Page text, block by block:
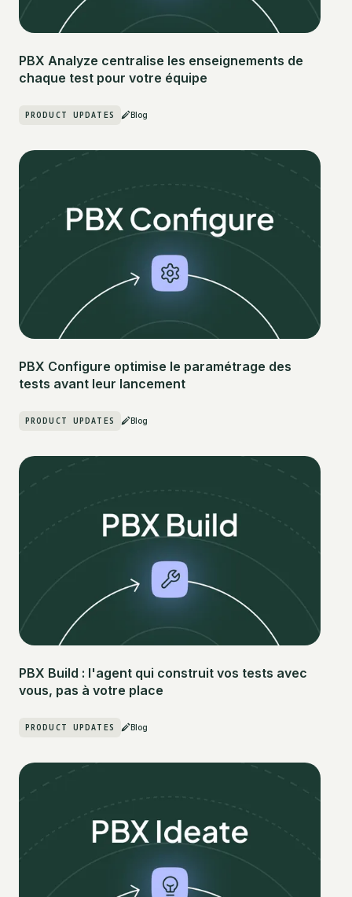
PBX Analyze centralise les enseignements de
chaque test pour votre équipe
PRODUCT UPDATES Blog
PBX Configure optimise le paramétrage des
tests avant leur lancement
PRODUCT UPDATES Blog
PBX Build : l'agent qui construit vos tests avec
vous, pas à votre place
PRODUCT UPDATES Blog